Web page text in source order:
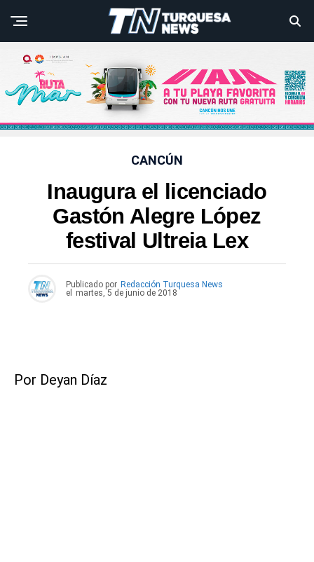
CANCÚN
Inaugura el licenciado
Gastón Alegre López
festival Ultreia Lex
Publicado por Redacción Turquesa News
el
martes, 5 de junio de 2018
Por Deyan Díaz